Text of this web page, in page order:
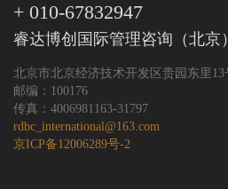
+ 010-67832947
睿达博创国际管理咨询（北京
北京市北京经济技术开发区贵园东里13
邮编：100176
传真：4006981163-31797
rdbc_international@163.com
京ICP备12006289号-2